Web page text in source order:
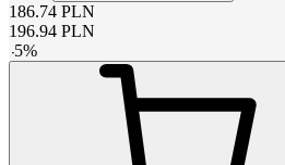
186.74 PLN
196.94 PLN
-5%